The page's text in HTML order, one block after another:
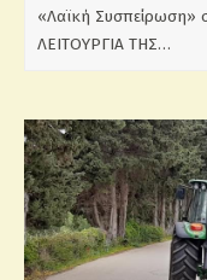
«Λαϊκή
ΛΕΙΤΟΥΡΓΙΑ ΤΗΣ…